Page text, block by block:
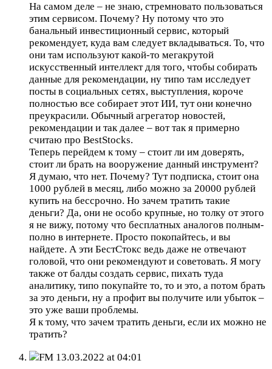
На самом деле – не знаю, стремновато пользоваться
этим сервисом. Почему? Ну потому что это
банальный инвестиционный сервис, который
рекомендует, куда вам следует вкладываться. То, что
они там используют какой-то мегакрутой
искусственный интеллект для того, чтобы собирать
данные для рекомендации, ну типо там исследует
посты в социальных сетях, выступления, короче
полностью все собирает этот ИИ, тут они конечно
преукрасили. Обычный агрегатор новостей,
рекомендации и так далее – вот так я примерно
считаю про BestStocks.
Теперь перейдем к тому – стоит ли им доверять,
стоит ли брать на вооружение данный инструмент?
Я думаю, что нет. Почему? Тут подписка, стоит она
1000 рублей в месяц, либо можно за 20000 рублей
купить на бессрочно. Но зачем тратить такие
деньги? Да, они не особо крупные, но толку от этого
я не вижу, потому что бесплатных аналогов полным-
полно в интернете. Просто покопайтесь, и вы
найдете. А эти БестСтокс ведь даже не отвечают
головой, что они рекомендуют и советовать. Я могу
также от балды создать сервис, пихать туда
аналитику, типо покупайте то, то и это, а потом брать
за это деньги, ну а профит вы получите или убыток –
это уже ваши проблемы.
Я к тому, что зачем тратить деньги, если их можно не
тратить?
FM 13.03.2022 at 04:01